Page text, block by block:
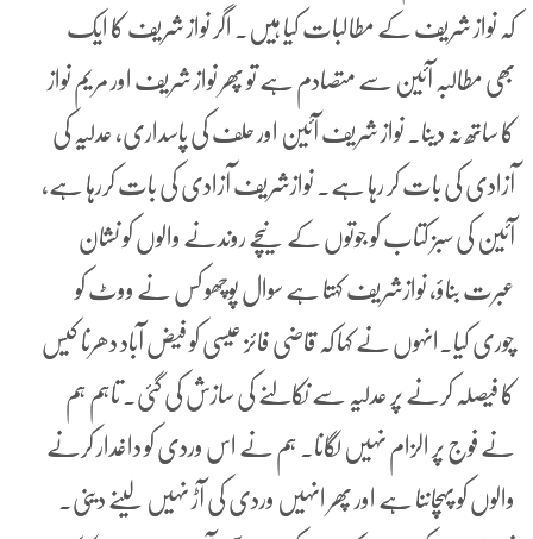
کہ نواز شریف کے مطالبات کیا ہیں۔ اگر نواز شریف کا ایک
بھی مطالبہ آئین سے متصادم ہے تو پھر نواز شریف اور مریم نواز
کا ساتھ نہ دینا۔ نواز شریف آئین اور حلف کی پاسداری، عدلیہ کی
آزادی کی بات کر رہا ہے۔ نوازشریف آزادی کی بات کررہا ہے،
آئین کی سبز کتاب کو جوتوں کے نیچے روندنے والوں کو نشان
عبرت بناؤ، نوازشریف کہتا ہے سوال پوچھو کس نے ووٹ کو
چوری کیا۔انہوں نے کہا کہ قاضی فائز عیسی کو فیض آباد دھرنا کیس
کا فیصلہ کرنے پر عدلیہ سے نکالنے کی سازش کی گئی۔ تاہم ہم
نے فوج پر الزام نہیں لگانا۔ ہم نے اس وردی کو داغدار کرنے
والوں کو پہچاننا ہے اور پھر انہیں وردی کی آڑ نہیں لینے دینی۔